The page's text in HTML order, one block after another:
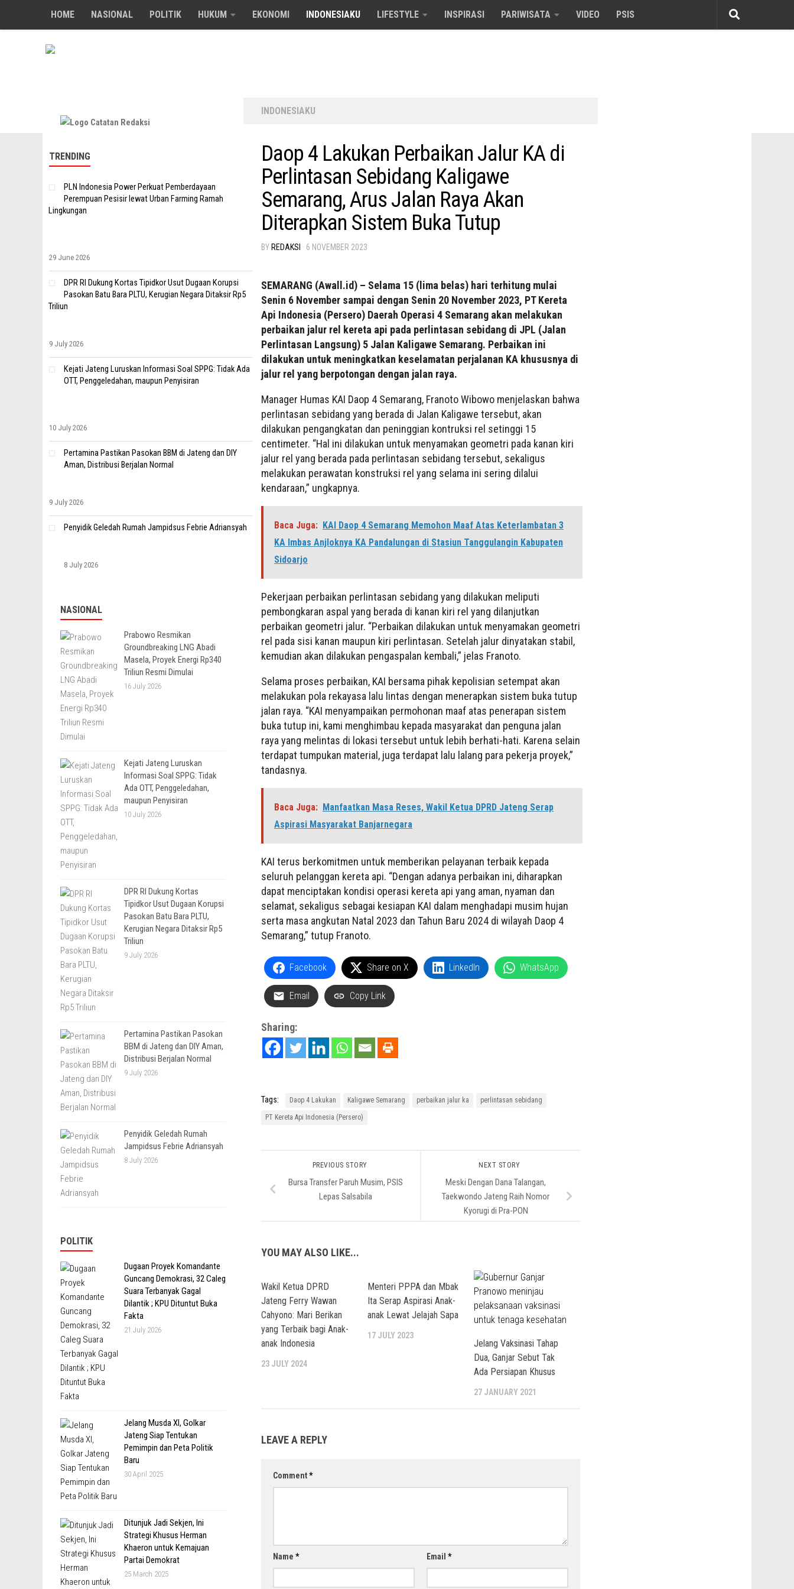
Skip to content
HOME NASIONAL POLITIK HUKUM EKONOMI INDONESIAKU LIFESTYLE INSPIRASI PARIWISATA VIDEO PSIS
INDONESIAKU
Daop 4 Lakukan Perbaikan Jalur KA di
Perlintasan Sebidang Kaligawe
Semarang, Arus Jalan Raya Akan
Diterapkan Sistem Buka Tutup
BY REDAKSI · 6 NOVEMBER 2023
SEMARANG (Awall.id) – Selama 15 (lima belas) hari terhitung mulai
Senin 6 November sampai dengan Senin 20 November 2023, PT Kereta
Api Indonesia (Persero) Daerah Operasi 4 Semarang akan melakukan
perbaikan jalur rel kereta api pada perlintasan sebidang di JPL (Jalan
Perlintasan Langsung) 5 Jalan Kaligawe Semarang. Perbaikan ini
dilakukan untuk meningkatkan keselamatan perjalanan KA khususnya di
jalur rel yang berpotongan dengan jalan raya.
Manager Humas KAI Daop 4 Semarang, Franoto Wibowo menjelaskan bahwa
perlintasan sebidang yang berada di Jalan Kaligawe tersebut, akan
dilakukan pengangkatan dan peninggian kontruksi rel setinggi 15
centimeter. “Hal ini dilakukan untuk menyamakan geometri pada kanan kiri
jalur rel yang berada pada perlintasan sebidang tersebut, sekaligus
melakukan perawatan konstruksi rel yang selama ini sering dilalui
kendaraan,” ungkapnya.
Baca Juga: KAI Daop 4 Semarang Memohon Maaf Atas Keterlambatan 3
KA Imbas Anjloknya KA Pandalungan di Stasiun Tanggulangin Kabupaten
Sidoarjo
Pekerjaan perbaikan perlintasan sebidang yang dilakukan meliputi
pembongkaran aspal yang berada di kanan kiri rel yang dilanjutkan
perbaikan geometri jalur. “Perbaikan dilakukan untuk menyamakan geometri
rel pada sisi kanan maupun kiri perlintasan. Setelah jalur dinyatakan stabil,
kemudian akan dilakukan pengaspalan kembali,” jelas Franoto.
Selama proses perbaikan, KAI bersama pihak kepolisian setempat akan
melakukan pola rekayasa lalu lintas dengan menerapkan sistem buka tutup
jalan raya. “KAI menyampaikan permohonan maaf atas penerapan sistem
buka tutup ini, kami menghimbau kepada masyarakat dan penguna jalan
raya yang melintas di lokasi tersebut untuk lebih berhati-hati. Karena selain
terdapat tumpukan material, juga terdapat lalu lalang para pekerja proyek,”
tandasnya.
Baca Juga: Manfaatkan Masa Reses, Wakil Ketua DPRD Jateng Serap
Aspirasi Masyarakat Banjarnegara
KAI terus berkomitmen untuk memberikan pelayanan terbaik kepada
seluruh pelanggan kereta api. “Dengan adanya perbaikan ini, diharapkan
dapat menciptakan kondisi operasi kereta api yang aman, nyaman dan
selamat, sekaligus sebagai kesiapan KAI dalam menghadapi musim hujan
serta masa angkutan Natal 2023 dan Tahun Baru 2024 di wilayah Daop 4
Semarang,” tutup Franoto.
Facebook Share on X LinkedIn WhatsApp
Email Copy Link
Sharing:
Tags: Daop 4 Lakukan Kaligawe Semarang perbaikan jalur ka perlintasan sebidang
PT Kereta Api Indonesia (Persero)
NEXT STORY
Meski Dengan Dana Talangan,
Taekwondo Jateng Raih Nomor
Kyorugi di Pra-PON
PREVIOUS STORY
Bursa Transfer Paruh Musim, PSIS
Lepas Salsabila
YOU MAY ALSO LIKE...
Wakil Ketua DPRD
Jateng Ferry Wawan
Cahyono: Mari Berikan
yang Terbaik bagi Anak-
anak Indonesia
23 JULY 2024
Menteri PPPA dan Mbak
Ita Serap Aspirasi Anak-
anak Lewat Jelajah Sapa
17 JULY 2023
Jelang Vaksinasi Tahap
Dua, Ganjar Sebut Tak
Ada Persiapan Khusus
27 JANUARY 2021
LEAVE A REPLY
Comment*
Name * Email *
TRENDING
PLN Indonesia Power Perkuat Pemberdayaan
Perempuan Pesisir lewat Urban Farming Ramah
Lingkungan
29 June 2026
DPR RI Dukung Kortas Tipidkor Usut Dugaan Korupsi
Pasokan Batu Bara PLTU, Kerugian Negara Ditaksir Rp5
Triliun
9 July 2026
Kejati Jateng Luruskan Informasi Soal SPPG: Tidak Ada
OTT, Penggeledahan, maupun Penyisiran
10 July 2026
Pertamina Pastikan Pasokan BBM di Jateng dan DIY
Aman, Distribusi Berjalan Normal
9 July 2026
Penyidik Geledah Rumah Jampidsus Febrie Adriansyah
8 July 2026
NASIONAL
Prabowo Resmikan
Groundbreaking LNG Abadi
Masela, Proyek Energi Rp340
Triliun Resmi Dimulai
16 July 2026
Kejati Jateng Luruskan
Informasi Soal SPPG: Tidak
Ada OTT, Penggeledahan,
maupun Penyisiran
10 July 2026
DPR RI Dukung Kortas
Tipidkor Usut Dugaan Korupsi
Pasokan Batu Bara PLTU,
Kerugian Negara Ditaksir Rp5
Triliun
9 July 2026
Pertamina Pastikan Pasokan
BBM di Jateng dan DIY Aman,
Distribusi Berjalan Normal
9 July 2026
Penyidik Geledah Rumah
Jampidsus Febrie Adriansyah
8 July 2026
POLITIK
Dugaan Proyek Komandante
Guncang Demokrasi, 32 Caleg
Suara Terbanyak Gagal
Dilantik ; KPU Dituntut Buka
Fakta
21 July 2026
Jelang Musda XI, Golkar
Jateng Siap Tentukan
Pemimpin dan Peta Politik
Baru
30 April 2025
Ditunjuk Jadi Sekjen, Ini
Strategi Khusus Herman
Khaeron untuk Kemajuan
Partai Demokrat
25 March 2025